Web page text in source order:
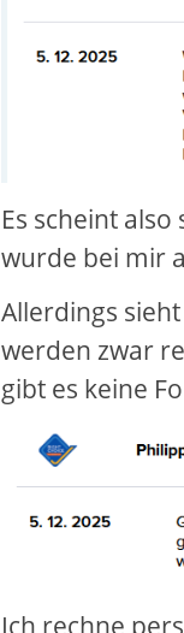
Es scheint
wurde bei mir
Allerdings
werden zwar
gibt es keine
Ich rechne